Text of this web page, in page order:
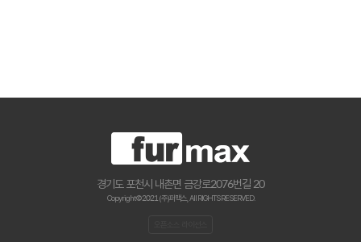
경기도 포천시 내촌면 금강로2076번길 20
Copyright © 2021 (주)퍼맥스., All RIGHTS RESERVED.